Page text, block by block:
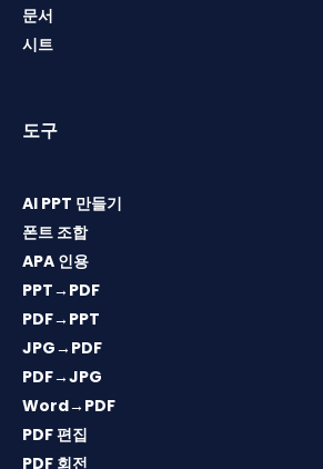
문서
시트
도구
AI PPT 만들기
폰트 조합
APA 인용
PPT→PDF
PDF→PPT
JPG→PDF
PDF→JPG
Word→PDF
PDF 편집
PDF 회전